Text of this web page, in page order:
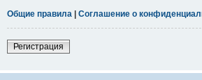
Общие правила | Соглашение о
Регистрация